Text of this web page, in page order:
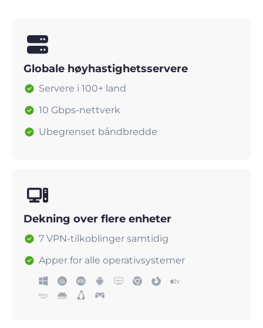
Globale høyhastighetsservere
Servere i 100+ land
10 Gbps-nettverk
Ubegrenset båndbredde
Dekning over flere enheter
7 VPN-tilkoblinger samtidig
Apper for alle operativsystemer